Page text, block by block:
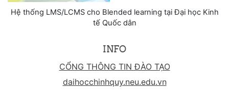
Hệ thống LMS/LCMS cho Blended learning tại Đại học Kinh
tế Quốc dân
INFO
CỔNG THÔNG TIN ĐÀO TẠO
daihocchinhquy.neu.edu.vn